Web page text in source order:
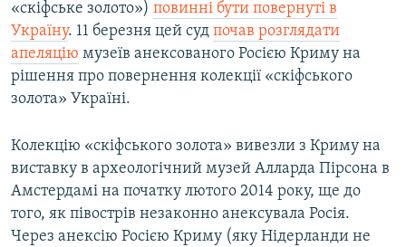
«скіфське золото») повинні бути повернуті в
Україну. 11 березня цей суд почав розглядати
апеляцію музеїв анексованого Росією Криму на
рішення про повернення колекції «скіфського
золота» Україні.
Колекцію «скіфського золота» вивезли з Криму на
виставку в археологічний музей Алларда Пірсона в
Амстердамі на початку лютого 2014 року, ще до
того, як півострів незаконно анексувала Росія.
Через анексію Росією Криму (яку Нідерланди не